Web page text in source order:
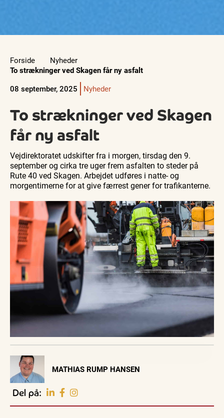
Forside
Nyheder
To strækninger ved Skagen får ny asfalt
08 september, 2025
Nyheder
To strækninger ved Skagen
får ny asfalt
Vejdirektoratet udskifter fra i morgen, tirsdag den 9.
september og cirka tre uger frem asfalten to steder på
Rute 40 ved Skagen. Arbejdet udføres i natte- og
morgentimerne for at give færrest gener for trafikanterne.
Visit Vendsyssel
EVENTKALENDER
Oplev events i
Vendsyssel Guidede tureGuidede ture
Familie
MATHIAS RUMP HANSEN
Del på: